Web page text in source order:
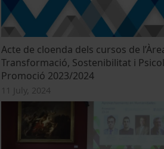
Acte de cloenda dels cursos de
Transformació, Sostenibilitat i
Promoció 2023/2024
11 July, 2024